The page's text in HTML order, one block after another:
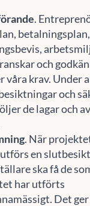
.
betalningsplan,
och
våra krav. Under
och
de lagar och
. När
en
ska få de
har utförts
Det